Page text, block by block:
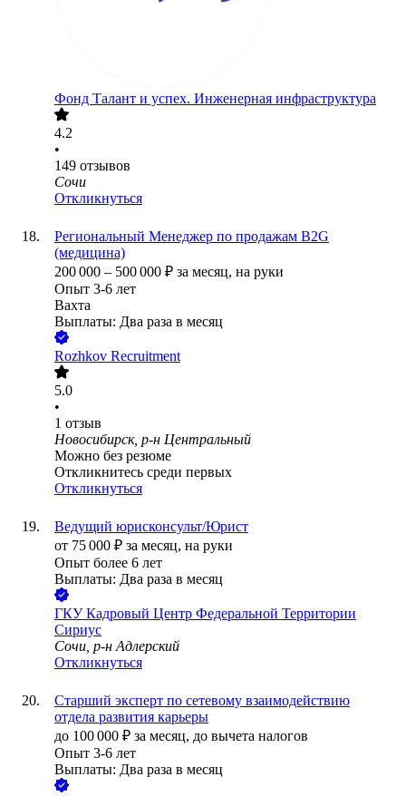
Фонд Талант и успех. Инженерная инфраструктура
4.2
•
149 отзывов
Сочи
Откликнуться
Региональный Менеджер по продажам B2G
(медицина)
200 000 – 500 000 ₽ за месяц, на руки
Опыт 3-6 лет
Вахта
Выплаты: Два раза в месяц
Rozhkov Recruitment
5.0
•
1 отзыв
Новосибирск, р-н Центральный
Можно без резюме
Откликнитесь среди первых
Откликнуться
Ведущий юрисконсульт/Юрист
от 75 000 ₽ за месяц, на руки
Опыт более 6 лет
Выплаты: Два раза в месяц
ГКУ Кадровый Центр Федеральной Территории
Сириус
Сочи, р-н Адлерский
Откликнуться
Старший эксперт по сетевому взаимодействию
отдела развития карьеры
до 100 000 ₽ за месяц, до вычета налогов
Опыт 3-6 лет
Выплаты: Два раза в месяц